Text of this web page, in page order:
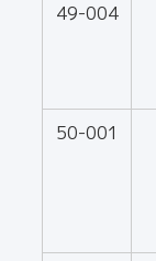
49-004
50-001